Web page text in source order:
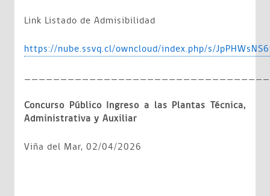
Link Listado de Admisibilidad
https://nube.ssvq.cl/owncloud/index.php/s/
Concurso Público Ingreso a las Plantas Técnica,
Administrativa y Auxiliar
Viña del Mar, 02/04/2026